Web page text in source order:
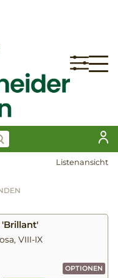
Listenansicht
VIII-IX
OPTIONEN